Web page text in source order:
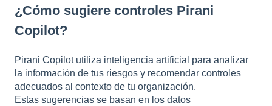
¿Cómo sugiere controles Pirani
Copilot?
Pirani Copilot utiliza inteligencia artificial para analizar
la información de tus riesgos y recomendar controles
adecuados al contexto de tu organización.
Estas sugerencias se basan en los datos